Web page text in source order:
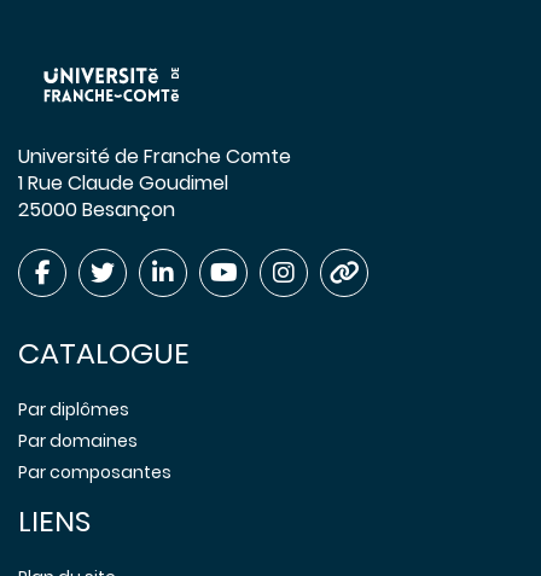
Université de Franche Comte
1 Rue Claude Goudimel
25000 Besançon
CATALOGUE
Par diplômes
Par domaines
Par composantes
LIENS